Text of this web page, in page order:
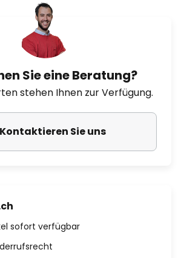
Sie eine Beratung?
stehen Ihnen zur Verfügung.
Kontaktieren Sie uns
sofort verfügbar